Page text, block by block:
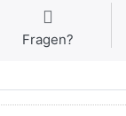
Fragen?